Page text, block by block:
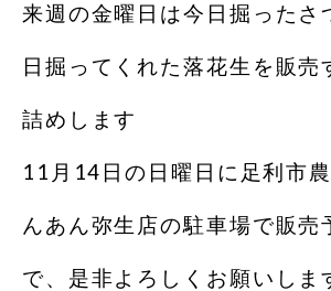
来週の金曜日は今日掘ったさ
日掘ってくれた落花生を販売
詰めします
11月14日の日曜日に足利市
んあん弥生店の駐車場で販売
で、是非よろしくお願いしま